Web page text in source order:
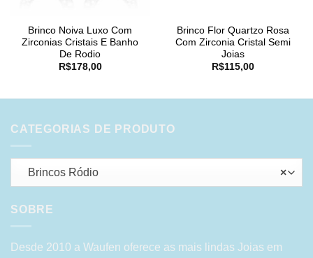
Brinco Noiva Luxo Com
Zirconias Cristais E Banho
De Rodio
R$178,00
Brinco Flor Quartzo Rosa
Com Zirconia Cristal Semi
Joias
R$115,00
CATEGORIAS DE PRODUTO
×
Brincos Ródio
SOBRE
Desde 2010 a Waufen oferece as mais lindas Joias em